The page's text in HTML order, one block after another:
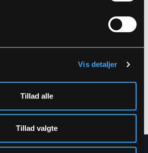
Vis detaljer
Tillad alle
Tillad valgte
I
HI-VIS REGNBUKSER I
KRAFTIG PU/PVC
KVALITET